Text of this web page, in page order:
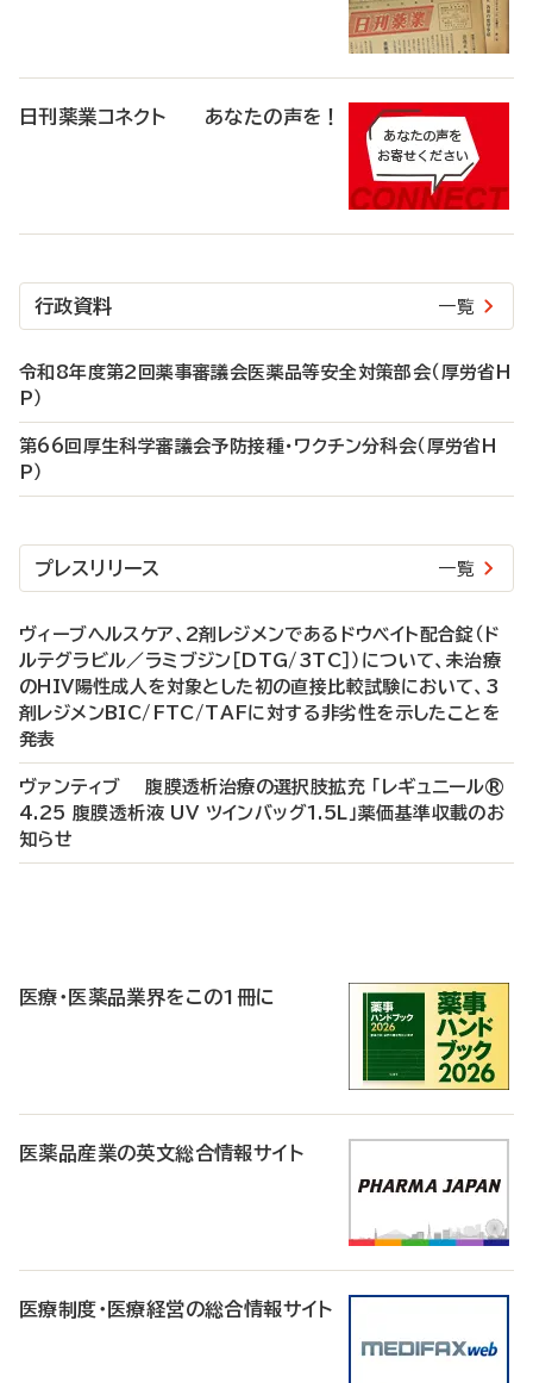
日刊薬業コネクト あなたの声を！
行政資料 一覧
令和8年度第2回薬事審議会医薬品等安全対策部会（厚労省H
P）
第66回厚生科学審議会予防接種・ワクチン分科会（厚労省H
P）
プレスリリース 一覧
ヴィーブヘルスケア、2剤レジメンであるドウベイト配合錠（ド
ルテグラビル／ラミブジン［DTG/3TC］）について、未治療
のHIV陽性成人を対象とした初の直接比較試験において、3
剤レジメンBIC/FTC/TAFに対する非劣性を示したことを
発表
ヴァンティブ 腹膜透析治療の選択肢拡充 「レギュニール®
4.25 腹膜透析液 UV ツインバッグ1.5L」薬価基準収載のお
知らせ
医療・医薬品業界をこの1冊に
医薬品産業の英文総合情報サイト
医療制度・医療経営の総合情報サイト